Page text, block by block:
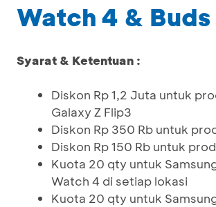
Watch 4 & Buds
Syarat & Ketentuan :
Diskon Rp 1,2 Juta untuk
Galaxy Z Flip3
Diskon Rp 350 Rb untuk
Diskon Rp 150 Rb untuk
Kuota 20 qty untuk
Watch 4 di setiap lokasi
Kuota 20 qty untuk